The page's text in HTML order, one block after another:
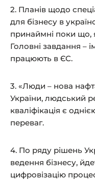
2. Планів щодо
для бізнесу в
принаймні поки що,
Головні завдання –
працюють в ЄС.
3. «Люди – нова
України, людський
кваліфікація є
переваг.
4. По ряду рішень
ведення бізнесу,
цифровізацію